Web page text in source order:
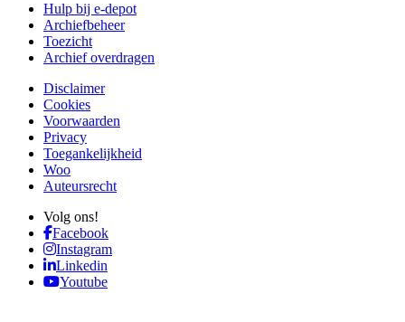
Hulp bij e-depot
Archiefbeheer
Toezicht
Archief overdragen
Disclaimer
Cookies
Voorwaarden
Privacy
Toegankelijkheid
Woo
Auteursrecht
Volg ons!
Facebook
Instagram
Linkedin
Youtube